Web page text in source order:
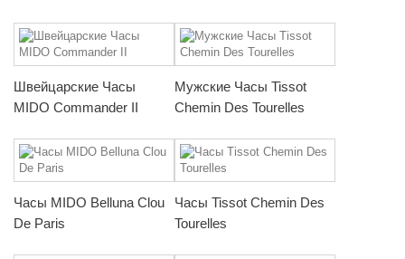
Швейцарские Часы
MIDO Commander II
Мужские Часы Tissot
Chemin Des Tourelles
Часы MIDO Belluna Clou
De Paris
Часы Tissot Chemin Des
Tourelles